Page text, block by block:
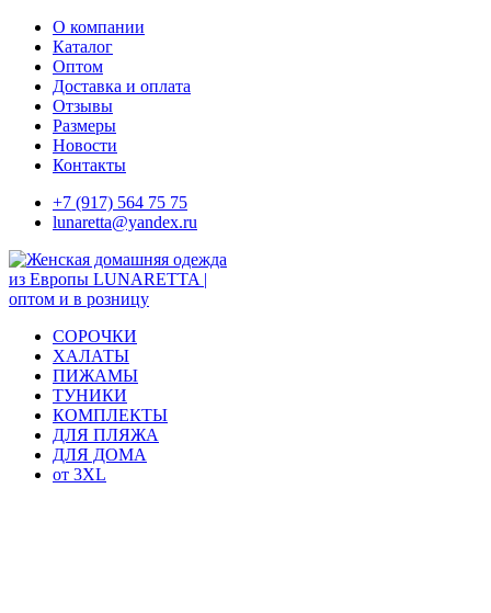
Skip
content
О компании
Каталог
Оптом
Доставка и оплата
Отзывы
Размеры
Новости
Контакты
+7 (917) 564 75 75
lunaretta@yandex.ru
СОРОЧКИ
ХАЛАТЫ
ПИЖАМЫ
ТУНИКИ
КОМПЛЕКТЫ
ДЛЯ ПЛЯЖА
ДЛЯ ДОМА
от 3XL